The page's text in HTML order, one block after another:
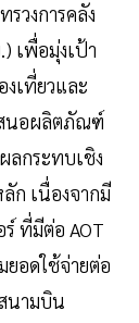
วงการคลัง
เพื่อมุ่งเป้า
เที่ยวและ
สนอผลิตภัณฑ์
ลกระทบเชิง
ก เนื่องจากมี
ร์ ที่มีต่อ AOT
ยอดใช้จ่ายต่อ
นามบิน